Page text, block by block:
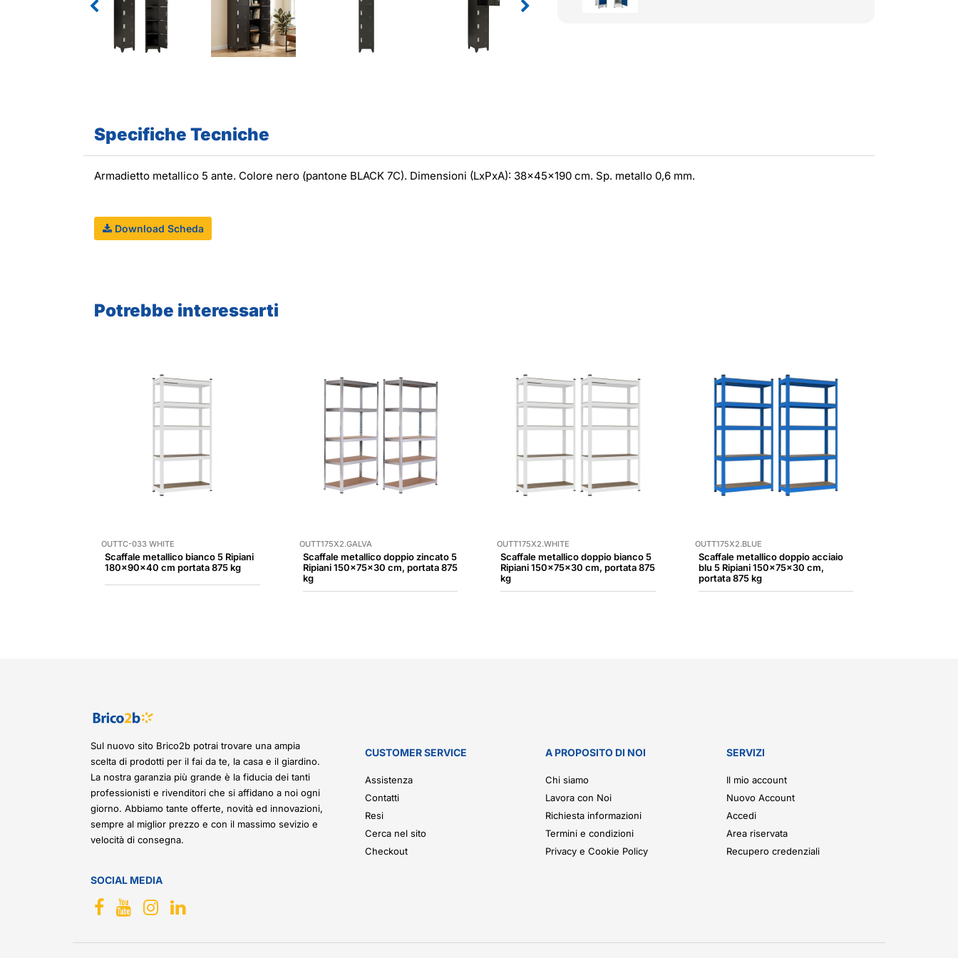
Specifiche Tecniche
Armadietto metallico 5 ante. Colore nero (pantone BLACK 7C). Dimensioni (LxPxA): 38x45x190 cm. Sp. metallo 0,6 mm.
Download Scheda
Potrebbe interessarti
OUTTC-033 WHITE
Scaffale metallico bianco 5 Ripiani
180x90x40 cm portata 875 kg
OUTT175X2.GALVA
Scaffale metallico doppio zincato 5
Ripiani 150x75x30 cm, portata 875
kg
OUTT175X2.WHITE
Scaffale metallico doppio bianco 5
Ripiani 150x75x30 cm, portata 875
kg
OUTT175X2.BLUE
Scaffale metallico doppio acciaio
blu 5 Ripiani 150x75x30 cm,
portata 875 kg
Sul nuovo sito Brico2b potrai trovare una ampia
scelta di prodotti per il fai da te, la casa e il giardino.
La nostra garanzia più grande è la fiducia dei tanti
professionisti e rivenditori che si affidano a noi ogni
giorno. Abbiamo tante offerte, novità ed innovazioni,
sempre al miglior prezzo e con il massimo sevizio e
velocità di consegna.
SOCIAL MEDIA
CUSTOMER SERVICE
Assistenza
Contatti
Resi
Cerca nel sito
Checkout
A PROPOSITO DI NOI
Chi siamo
Lavora con Noi
Richiesta informazioni
Termini e condizioni
Privacy e Cookie Policy
SERVIZI
Il mio account
Nuovo Account
Accedi
Area riservata
Recupero credenziali